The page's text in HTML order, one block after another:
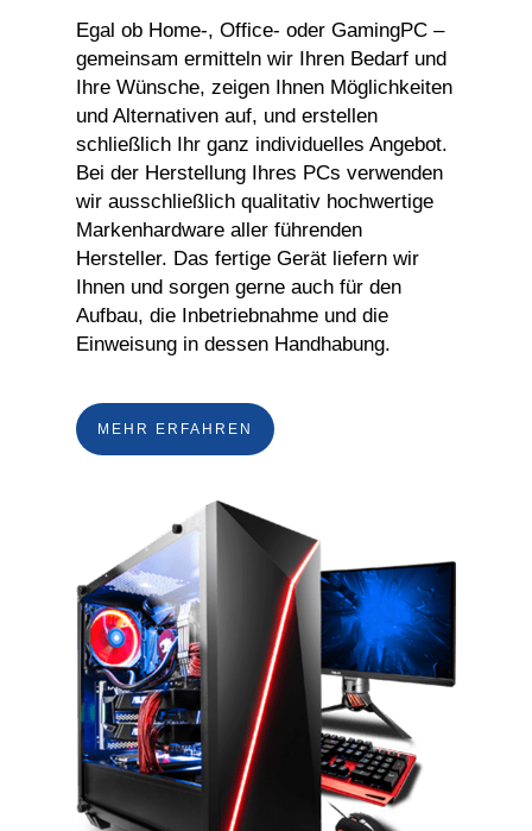
Egal ob Home-, Office- oder GamingPC –
gemeinsam ermitteln wir Ihren Bedarf und
Ihre Wünsche, zeigen Ihnen Möglichkeiten
und Alternativen auf, und erstellen
schließlich Ihr ganz individuelles Angebot.
Bei der Herstellung Ihres PCs verwenden
wir ausschließlich qualitativ hochwertige
Markenhardware aller führenden
Hersteller. Das fertige Gerät liefern wir
Ihnen und sorgen gerne auch für den
Aufbau, die Inbetriebnahme und die
Einweisung in dessen Handhabung.
MEHR ERFAHREN